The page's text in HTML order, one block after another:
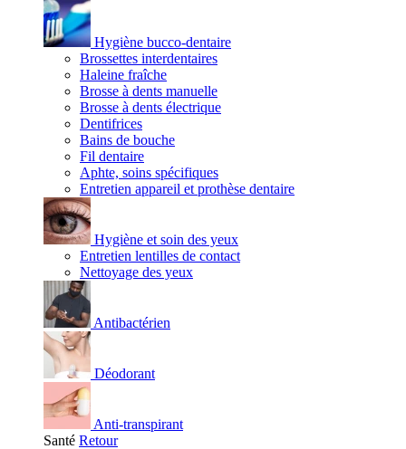
Hygiène bucco-dentaire
Brossettes interdentaires
Haleine fraîche
Brosse à dents manuelle
Brosse à dents électrique
Dentifrices
Bains de bouche
Fil dentaire
Aphte, soins spécifiques
Entretien appareil et prothèse dentaire
Hygiène et soin des yeux
Entretien lentilles de contact
Nettoyage des yeux
Antibactérien
Déodorant
Anti-transpirant
Santé Retour